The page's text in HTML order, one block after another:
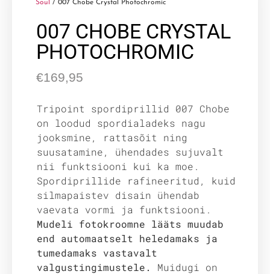
Soul
/ 007 Chobe Crystal Photochromic
007 CHOBE CRYSTAL
PHOTOCHROMIC
€169,95
Tripoint spordiprillid 007 Chobe
on loodud spordialadeks nagu
jooksmine, rattasõit ning
suusatamine, ühendades sujuvalt
nii funktsiooni kui ka moe.
Spordiprillide rafineeritud, kuid
silmapaistev disain ühendab
vaevata vormi ja funktsiooni.
Mudeli fotokroomne lääts muudab
end automaatselt heledamaks ja
tumedamaks vastavalt
valgustingimustele.
Muidugi on